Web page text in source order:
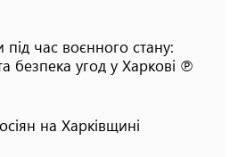
час воєнного стану:
безпека угод у Харкові ℗
на Харківщині